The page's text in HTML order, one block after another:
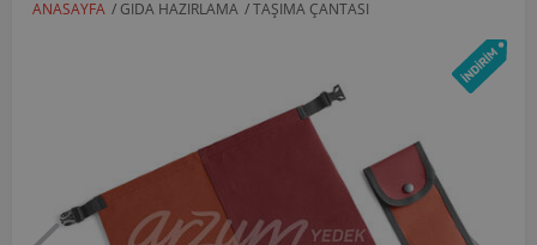
ANASAYFA / GIDA HAZIRLAMA /TAŞIMA ÇANTASI